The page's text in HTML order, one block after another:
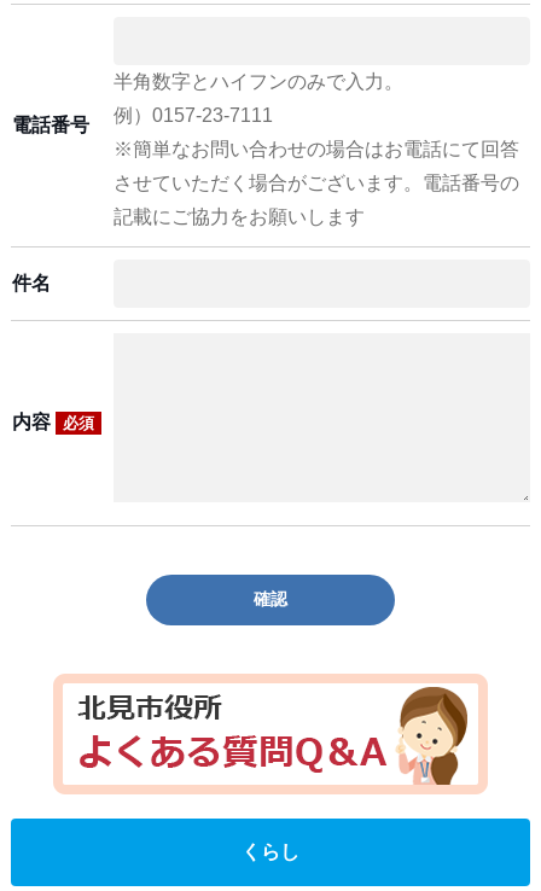
電話番号
半角数字とハイフンのみで入力。
例）0157-23-7111
※簡単なお問い合わせの場合はお電話にて回答
させていただく場合がございます。電話番号の
記載にご協力をお願いします
件名
内容 必須
確認
くらし